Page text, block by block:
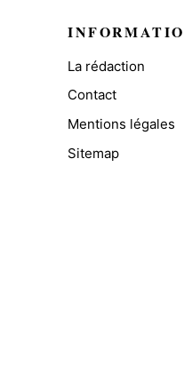
La rédaction
Contact
Mentions légales
Sitemap